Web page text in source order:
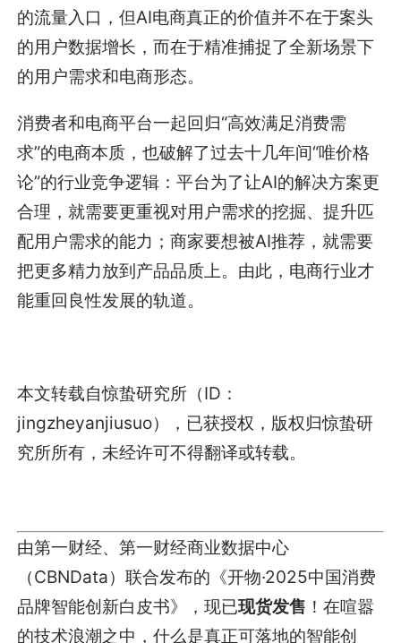
的流量入口，但AI电商真正的价值并不在于案头
的用户数据增长，而在于精准捕捉了全新场景下
的用户需求和电商形态。
消费者和电商平台一起回归“高效满足消费需
求”的电商本质，也破解了过去十几年间“唯价格
论”的行业竞争逻辑：平台为了让AI的解决方案更
合理，就需要更重视对用户需求的挖掘、提升匹
配用户需求的能力；商家要想被AI推荐，就需要
把更多精力放到产品品质上。由此，电商行业才
能重回良性发展的轨道。
本文转载自惊蛰研究所（ID：
jingzheyanjiusuo），已获授权，版权归惊蛰研
究所所有，未经许可不得翻译或转载。
由第一财经、第一财经商业数据中心
（CBNData）联合发布的《开物·2025中国消费
品牌智能创新白皮书》，现已现货发售 ！在喧嚣
的技术浪潮之中，什么是真正可落地的智能创